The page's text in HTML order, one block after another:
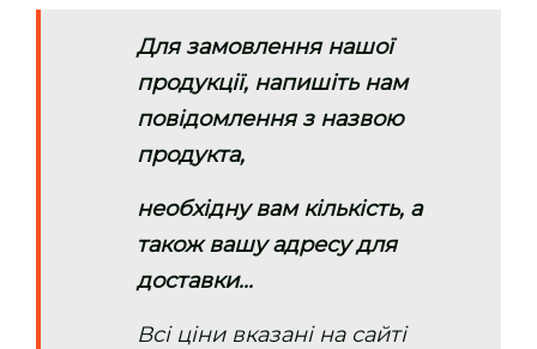
Для замовлення нашої
продукції, напишіть нам
повідомлення з назвою
продукта,
необхідну вам кількість, а
також вашу адресу для
доставки...
Всі ціни вказані на сайті